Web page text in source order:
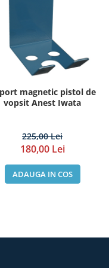
magnetic pistol de
vopsit Anest Iwata
225,00 Lei
180,00 Lei
ADAUGA IN COS